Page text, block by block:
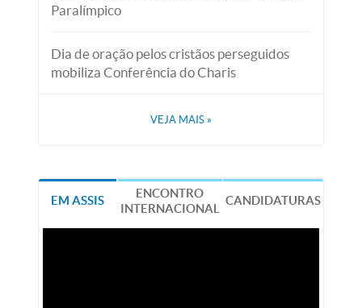
Paralímpico
Dia de oração pelos cristãos perseguidos
mobiliza Conferência do Charis
VEJA MAIS »
EM ASSIS
ENCONTRO
INTERNACIONAL
CANDIDATURAS